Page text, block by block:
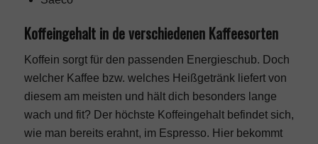
Koffeingehalt in de verschiedenen Kaffeesorten
Koffein sorgt für den passenden Energieschub. Doch
welcher Kaffee bzw. welches Heißgetränk liefert von
diesem am meisten und hält dich besonders lange
wach und fit? Der höchste Koffeingehalt befindet sich,
wie man bereits erahnt, im Espresso. Hier bekommt